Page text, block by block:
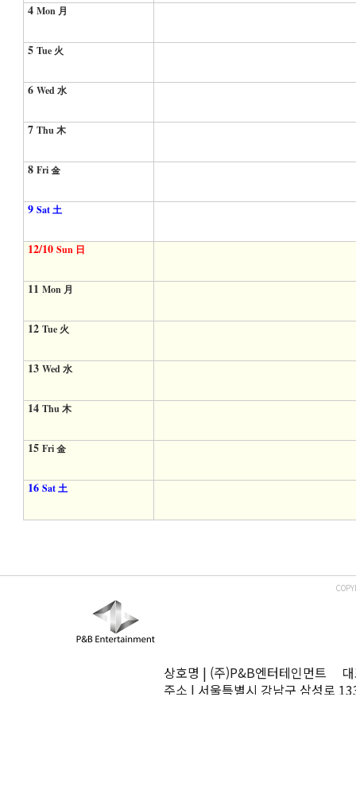
4 Mon 月
5 Tue 火
6 Wed 水
7 Thu 木
8 Fri 金
9 Sat 土
12/10 Sun 日
11 Mon 月
12 Tue 火
13 Wed 水
14 Thu 木
15 Fri 金
16 Sat 土
상호명 | (주)P&B엔터테인먼트
주소 | 서울특별시 강남구 삼성로